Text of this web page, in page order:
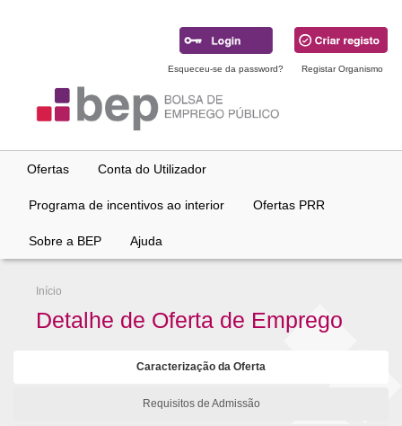
Esqueceu-se da password? Registar Organismo
Ofertas Conta do Utilizador
Programa de incentivos ao interior Ofertas PRR
Sobre a BEP Ajuda
Início
Detalhe de Oferta de Emprego
Caracterização da Oferta
Requisitos de Admissão